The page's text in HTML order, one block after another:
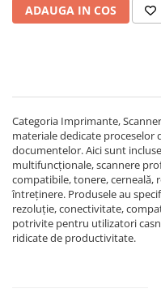
Camere Securitate IP
Software si Clound
Software Microsoft
ADAUGA IN COS
Categoria Imprimante,
materiale dedicate proceselor
documentelor. Aici sunt
multifuncționale, scannere
compatibile, tonere, cerneală,
întreținere. Produsele au
rezoluție, conectivitate,
potrivite pentru utilizatori
ridicate de productivitate.